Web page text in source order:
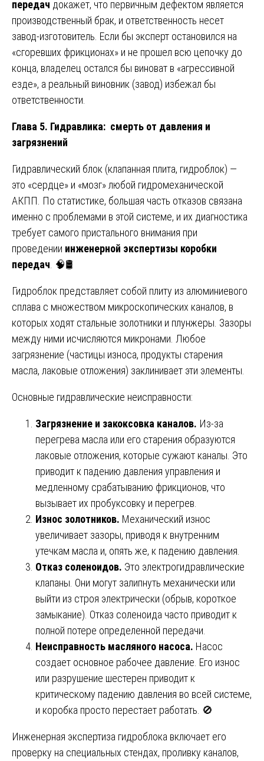
передач докажет, что первичным дефектом является
производственный брак, и ответственность несет
завод-изготовитель. Если бы эксперт остановился на
«сгоревших фрикционах» и не прошел всю цепочку до
конца, владелец остался бы виноват в «агрессивной
езде», а реальный виновник (завод) избежал бы
ответственности.
Глава 5. Гидравлика: смерть от давления и
загрязнений
Гидравлический блок (клапанная плита, гидроблок) —
это «сердце» и «мозг» любой гидромеханической
АКПП. По статистике, большая часть отказов связана
именно с проблемами в этой системе, и их диагностика
требует самого пристального внимания при
проведении инженерной экспертизы коробки
передач . 🧠🛢️
Гидроблок представляет собой плиту из алюминиевого
сплава с множеством микроскопических каналов, в
которых ходят стальные золотники и плунжеры. Зазоры
между ними исчисляются микронами. Любое
загрязнение (частицы износа, продукты старения
масла, лаковые отложения) заклинивает эти элементы.
Основные гидравлические неисправности:
Загрязнение и закоксовка каналов. Из-за
перегрева масла или его старения образуются
лаковые отложения, которые сужают каналы. Это
приводит к падению давления управления и
медленному срабатыванию фрикционов, что
вызывает их пробуксовку и перегрев.
Износ золотников. Механический износ
увеличивает зазоры, приводя к внутренним
утечкам масла и, опять же, к падению давления.
Отказ соленоидов. Это электрогидравлические
клапаны. Они могут залипнуть механически или
выйти из строя электрически (обрыв, короткое
замыкание). Отказ соленоида часто приводит к
полной потере определенной передачи.
Неисправность масляного насоса. Насос
создает основное рабочее давление. Его износ
или разрушение шестерен приводит к
критическому падению давления во всей системе,
и коробка просто перестает работать. 🚫
Инженерная экспертиза гидроблока включает его
проверку на специальных стендах, проливку каналов,